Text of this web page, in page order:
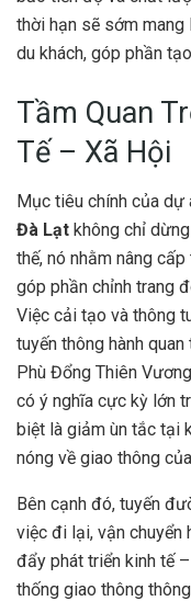
thời hạn sẽ sớm
du khách, góp phần
Tầm Quan
Tế – Xã Hội
Mục tiêu chính của dự
Đà Lạt không chỉ
thế, nó nhằm nâng
góp phần chỉnh trang
Việc cải tạo và thông
tuyến thông hành
Phù Đổng Thiên
có ý nghĩa cực kỳ lớn
biệt là giảm ùn tắc tại
nóng về giao thông
Bên cạnh đó, tuyến
việc đi lại, vận chuyển
đẩy phát triển kinh tế
thống giao thông